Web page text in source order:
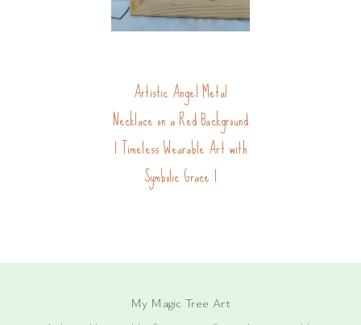
Artistic Angel Metal
Necklace on a Red Background
| Timeless Wearable Art with
Symbolic Grace |
My Magic Tree Art